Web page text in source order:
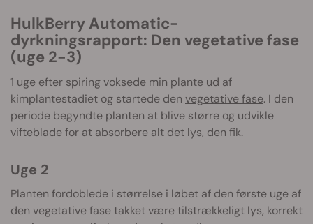
HulkBerry Automatic-
dyrkningsrapport: Den vegetative fase
(uge 2-3)
1 uge efter spiring voksede min plante ud af
kimplantestadiet og startede den vegetative fase. I den
periode begyndte planten at blive større og udvikle
vifteblade for at absorbere alt det lys, den fik.
Uge 2
Planten fordoblede i størrelse i løbet af den første uge af
den vegetative fase takket være tilstrækkeligt lys, korrekt